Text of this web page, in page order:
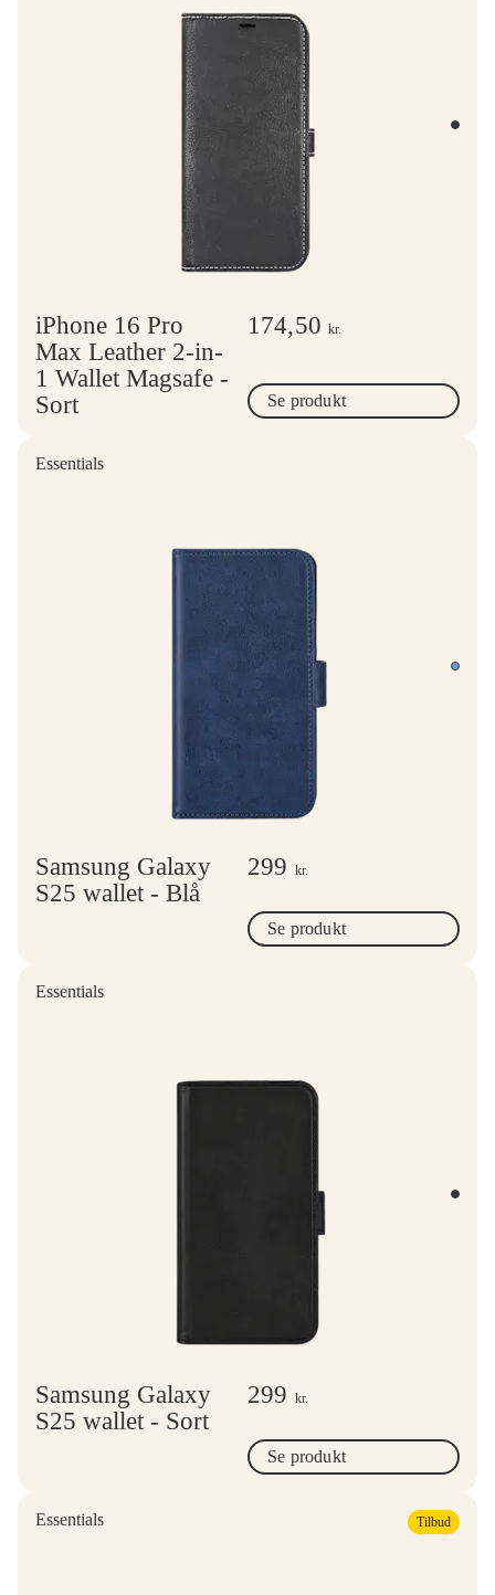
iPhone 16 Pro
Max Leather 2-in-
1 Wallet Magsafe -
Sort
174,50kr.
Se produkt
Essentials
Samsung Galaxy
S25 wallet - Blå
299 kr.
Se produkt
Essentials
Samsung Galaxy
S25 wallet - Sort
299 kr.
Se produkt
Essentials Tilbud